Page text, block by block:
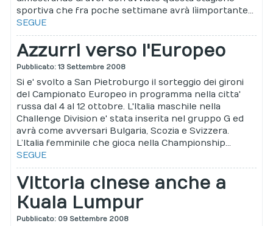
sportiva che fra poche settimane avrà lìimportante...
SEGUE
Azzurri verso l'Europeo
Pubblicato: 13 Settembre 2008
Si e' svolto a San Pietroburgo il sorteggio dei gironi
del Campionato Europeo in programma nella citta'
russa dal 4 al 12 ottobre. L'Italia maschile nella
Challenge Division e' stata inserita nel gruppo G ed
avrà come avversari Bulgaria, Scozia e Svizzera.
L’Italia femminile che gioca nella Championship...
SEGUE
Vittoria cinese anche a
Kuala Lumpur
Pubblicato: 09 Settembre 2008